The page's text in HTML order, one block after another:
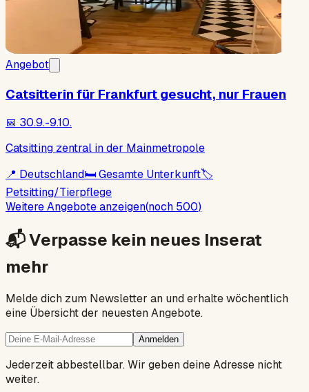
Angebot
Catsitterin für Frankfurt gesucht, nur Frauen
📅 30.9.-9.10.
Catsitting zentral in der Mainmetropole
📍 Deutschland🛏Gesamte Unterkunft🏷
Petsitting/Tierpflege
Weitere Angebote anzeigen(noch 500)
📬Verpasse kein neues Inserat
mehr
Melde dich zum Newsletter an und erhalte wöchentlich
eine Übersicht der neuesten Angebote.
Anmelden
Jederzeit abbestellbar. Wir geben deine Adresse nicht
weiter.